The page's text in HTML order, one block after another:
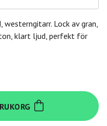
Lock av gran,
klart ljud, perfekt för